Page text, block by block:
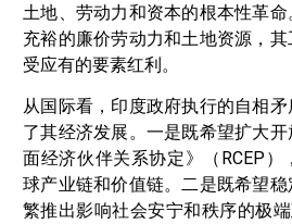
土地、劳动力和资本的根本性革
充裕的廉价劳动力和土地资源，
受应有的要素红利。
从国际看，印度政府执行的自相
了其经济发展。一是既希望扩大
面经济伙伴关系协定》（RCEP
球产业链和价值链。二是既希望
繁推出影响社会安宁和秩序的极